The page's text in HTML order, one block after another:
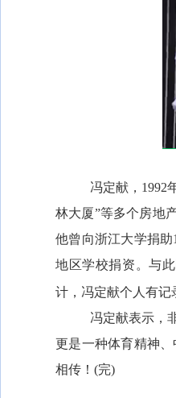
冯定献， 1992
林大厦”等多个房地
他曾向浙江大学捐助
地区学校捐资。与
计，冯定献个人有记
冯定献表示，
更是一种体育精神
相传！ (完)